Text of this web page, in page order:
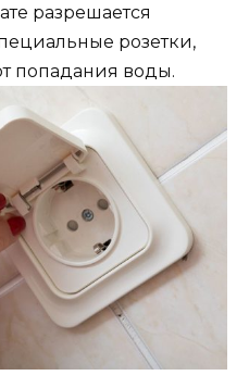
разрешается
розетки,
попадания воды.